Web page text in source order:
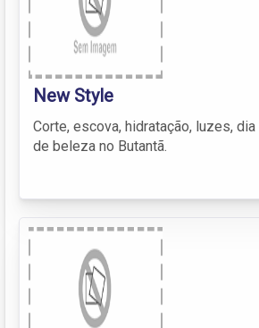
New Style
Corte, escova, hidratação, luzes, dia
de beleza no Butantã.